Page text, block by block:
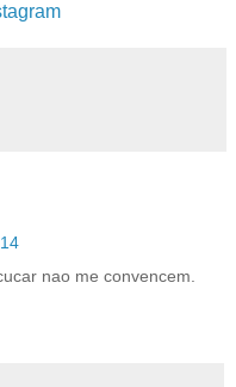
nao me convencem.